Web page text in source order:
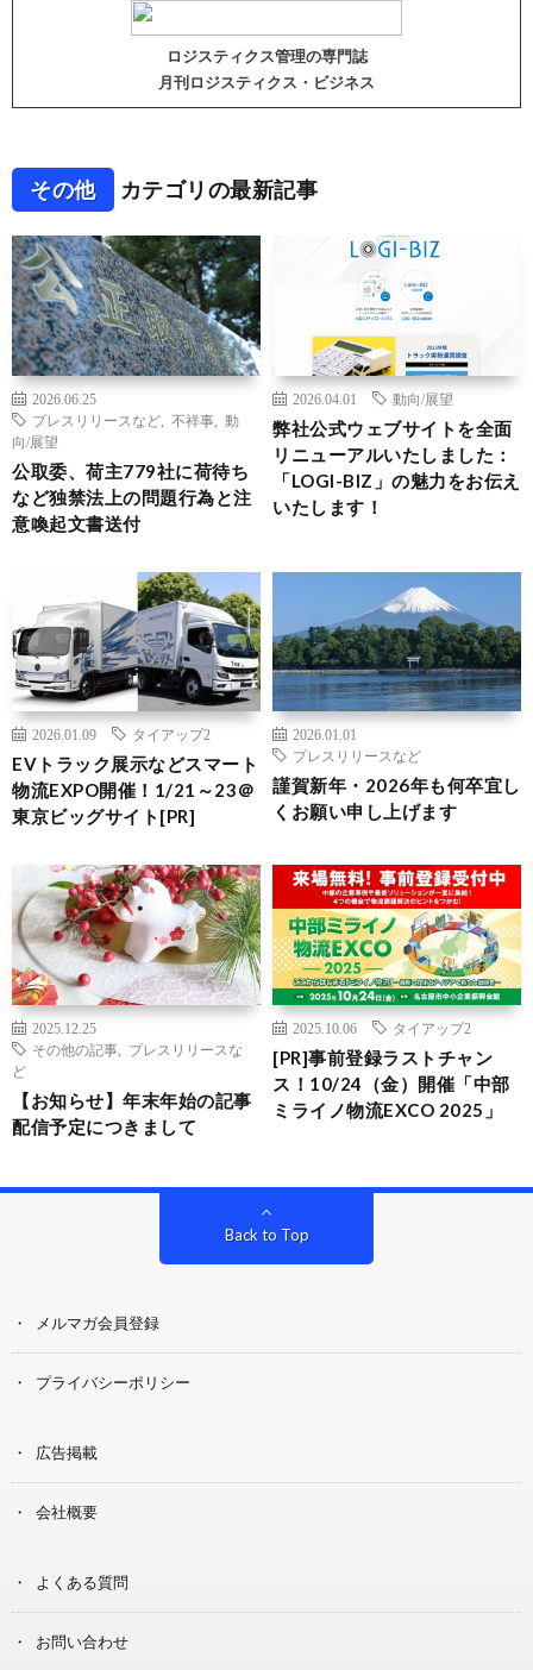
ロジスティクス管理の専門誌
月刊ロジスティクス・ビジネス
その他 カテゴリの最新記事
2026.06.25
プレスリリースなど
不祥事
動
向/展望
公取委、荷主779社に荷待ち
など独禁法上の問題行為と注
意喚起文書送付
2026.04.01 動向/展望
弊社公式ウェブサイトを全面
リニューアルいたしました：
「LOGI-BIZ」の魅力をお伝え
いたします！
2026.01.09 タイアップ2
EVトラック展示などスマート
物流EXPO開催！1/21～23＠
東京ビッグサイト[PR]
2026.01.01
プレスリリースなど
謹賀新年・2026年も何卒宜し
くお願い申し上げます
2025.12.25
その他の記事
プレスリリースな
ど
【お知らせ】年末年始の記事
配信予定につきまして
2025.10.06 タイアップ2
[PR]事前登録ラストチャン
ス！10/24（金）開催「中部
ミライノ物流EXCO 2025」
Back to Top
メルマガ会員登録
プライバシーポリシー
広告掲載
会社概要
よくある質問
お問い合わせ